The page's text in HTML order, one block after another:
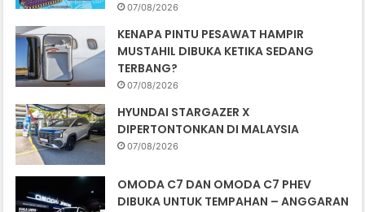
07/08/2026
KENAPA PINTU PESAWAT HAMPIR
MUSTAHIL DIBUKA KETIKA SEDANG
TERBANG?
07/08/2026
HYUNDAI STARGAZER X
DIPERTONTONKAN DI MALAYSIA
07/08/2026
OMODA C7 DAN OMODA C7 PHEV
DIBUKA UNTUK TEMPAHAN – ANGGARAN